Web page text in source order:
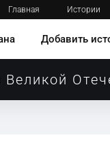
Главная Истории
Добавить